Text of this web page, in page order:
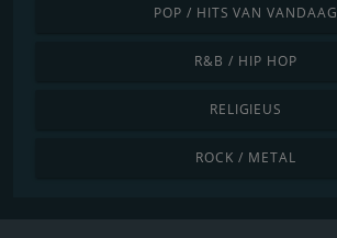
POP / HITS VAN VANDAAG
R&B / HIP HOP
RELIGIEUS
ROCK / METAL